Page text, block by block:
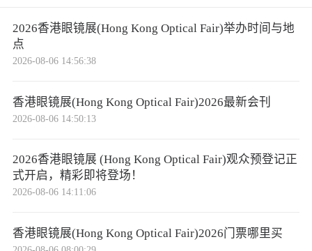
2026香港眼镜展(Hong Kong Optical Fair)举办时间与地
点
2026-08-06 14:56:38
香港眼镜展(Hong Kong Optical Fair)2026最新会刊
2026-08-06 14:50:13
2026香港眼镜展 (Hong Kong Optical Fair)观众预登记正
式开启，精彩即将登场！
2026-08-06 14:11:06
香港眼镜展(Hong Kong Optical Fair)2026门票哪里买